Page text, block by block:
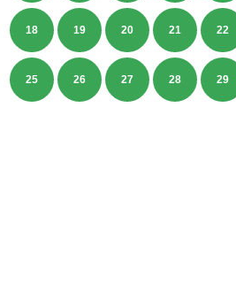
18 19 20 21 22
25 26 27 28 29